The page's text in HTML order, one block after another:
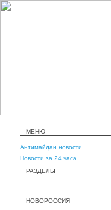
МЕНЮ
Антимайдан новости
Новости за 24 часа
РАЗДЕЛЫ
НОВОРОССИЯ